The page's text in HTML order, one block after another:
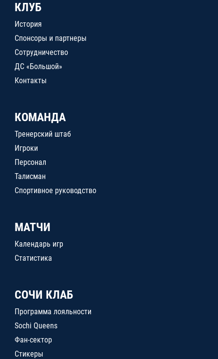
КЛУБ
История
Спонсоры и партнеры
Сотрудничество
ДС «Большой»
Контакты
КОМАНДА
Тренерский штаб
Игроки
Персонал
Талисман
Спортивное руководство
МАТЧИ
Календарь игр
Статистика
СОЧИ КЛАБ
Программа лояльности
Sochi Queens
Фан-сектор
Стикеры